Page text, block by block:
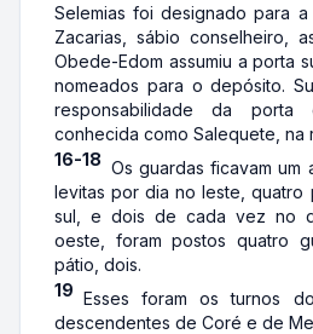
Selemias foi designado para
Zacarias, sábio conselheiro,
Obede-Edom assumiu a porta
nomeados para o depósito.
responsabilidade da
conhecida como Salequete, na
16-18 Os guardas ficavam um
levitas por dia no leste,
sul, e dois de cada vez no
oeste, foram postos quatro
pátio, dois.
19 Esses foram os turnos
descendentes de Coré e de